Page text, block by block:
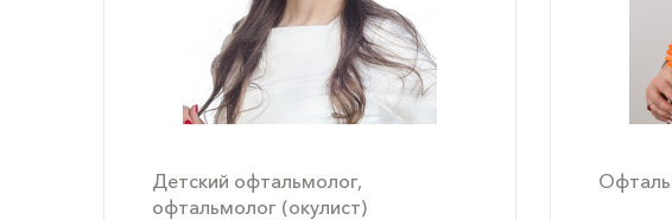
Детский офтальмолог,
офтальмолог (окулист)